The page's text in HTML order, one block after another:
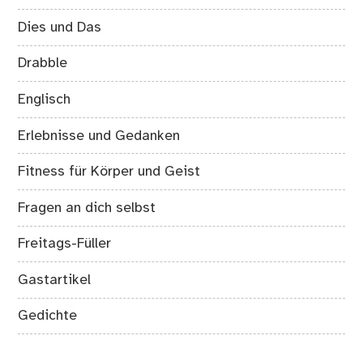
Dies und Das
Drabble
Englisch
Erlebnisse und Gedanken
Fitness für Körper und Geist
Fragen an dich selbst
Freitags-Füller
Gastartikel
Gedichte